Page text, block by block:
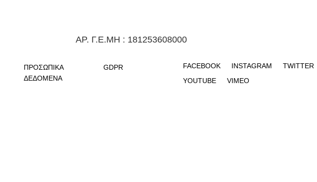
ΑΡ. Γ.Ε.ΜΗ : 181253608000
ΠΡΟΣΩΠΙΚΑ
ΔΕΔΟΜΕΝΑ
GDPR FACEBOOK INSTAGRAM TWITTER
YOUTUBE
VIMEO